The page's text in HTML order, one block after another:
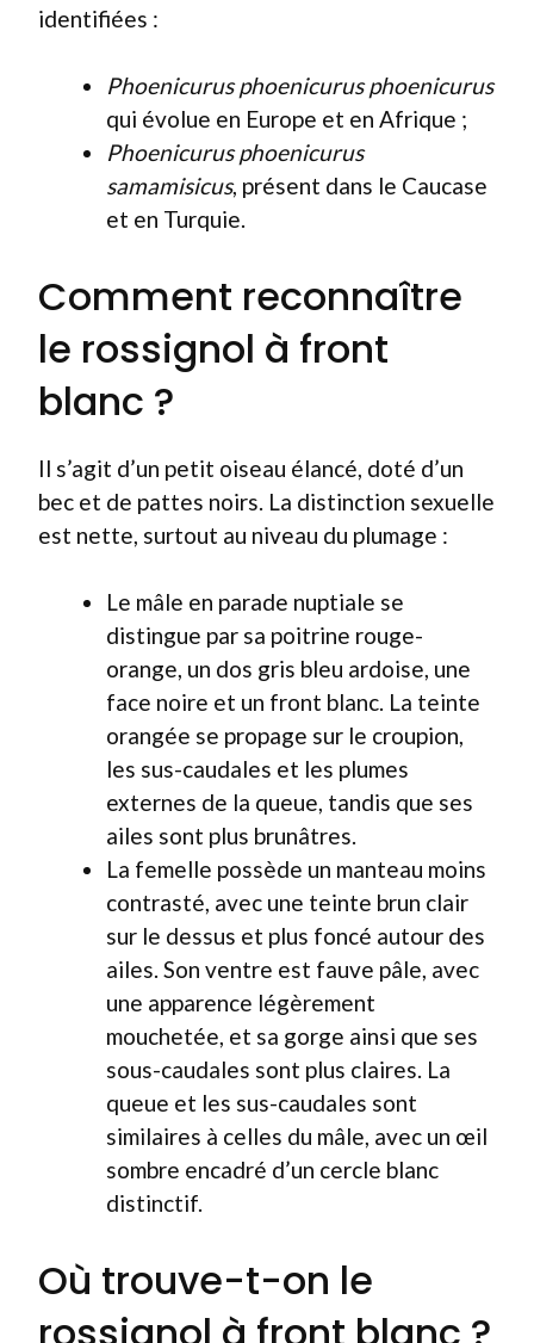
identifiées :
Phoenicurus phoenicurus phoenicurus
qui évolue en Europe et en Afrique ;
Phoenicurus phoenicurus
samamisicus, présent dans le Caucase
et en Turquie.
Comment reconnaître
le rossignol à front
blanc ?
Il s’agit d’un petit oiseau élancé, doté d’un
bec et de pattes noirs. La distinction sexuelle
est nette, surtout au niveau du plumage :
Le mâle en parade nuptiale se
distingue par sa poitrine rouge-
orange, un dos gris bleu ardoise, une
face noire et un front blanc. La teinte
orangée se propage sur le croupion,
les sus-caudales et les plumes
externes de la queue, tandis que ses
ailes sont plus brunâtres.
La femelle possède un manteau moins
contrasté, avec une teinte brun clair
sur le dessus et plus foncé autour des
ailes. Son ventre est fauve pâle, avec
une apparence légèrement
mouchetée, et sa gorge ainsi que ses
sous-caudales sont plus claires. La
queue et les sus-caudales sont
similaires à celles du mâle, avec un œil
sombre encadré d’un cercle blanc
distinctif.
Où trouve-t-on le
rossignol à front blanc ?